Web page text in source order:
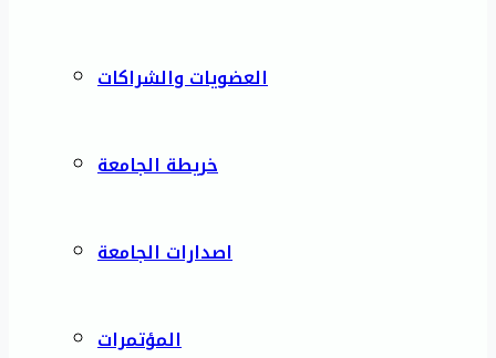
العضويات والشراكات
خريطة الجامعة
اصدارات الجامعة
المؤتمرات